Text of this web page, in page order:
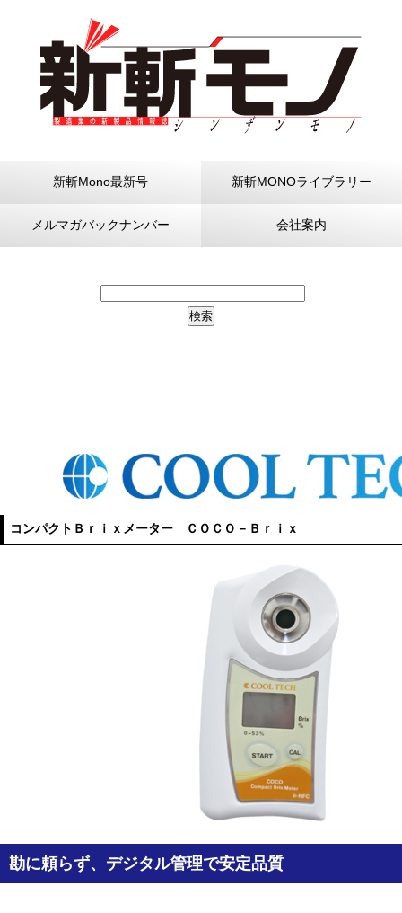
新斬Mono最新号 新斬MONOライブラリー
メルマガバックナンバー 会社案内
コンパクトＢｒｉｘメーター ＣＯＣＯ－Ｂｒｉｘ
勘に頼らず、デジタル管理で安定品質